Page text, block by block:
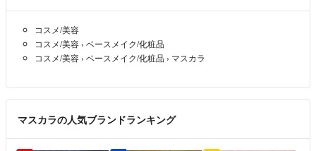
そして表面と裏面が逆になっていただけで普通評価…
旅行中に購入されてたので急いで発送手続きをしましたが逆になっただ
はお取引ご遠慮したいです
コスメ/美容
コスメ/美容 › ベースメイク/化粧品
コスメ/美容 › ベースメイク/化粧品 › マスカラ
マスカラの人気ブランドランキング